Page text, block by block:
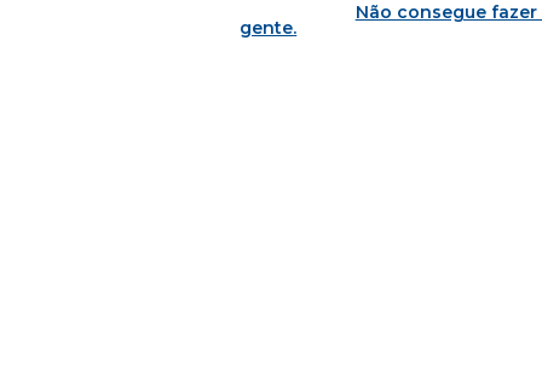
Não consegue
gente.